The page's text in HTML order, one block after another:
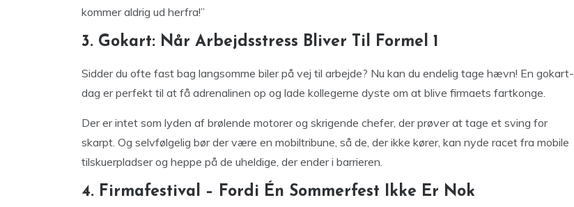
kommer aldrig ud herfra!”
3. Gokart: Når Arbejdsstress Bliver Til Formel 1
Sidder du ofte fast bag langsomme biler på vej til arbejde? Nu kan du endelig tage hævn! En gokart-
dag er perfekt til at få adrenalinen op og lade kollegerne dyste om at blive firmaets fartkonge.
Der er intet som lyden af brølende motorer og skrigende chefer, der prøver at tage et sving for
skarpt. Og selvfølgelig bør der være en mobiltribune, så de, der ikke kører, kan nyde racet fra mobile
tilskuerpladser og heppe på de uheldige, der ender i barrieren.
4. Firmafestival – Fordi Én Sommerfest Ikke Er Nok